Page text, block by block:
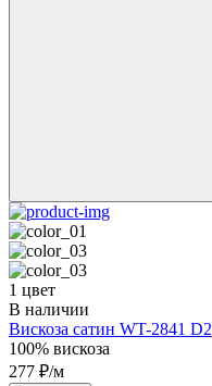
1 цвет
В наличии
Вискоза сатин WT-2841 D2
100% вискоза
277 ₽/м